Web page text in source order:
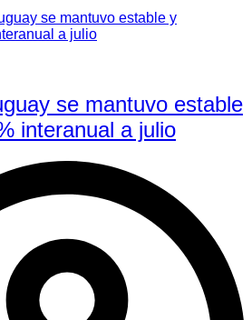
se mantuvo estable
interanual a julio